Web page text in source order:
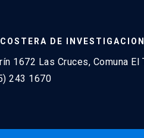
DE
1672 Las Cruces, Comuna El
243 1670